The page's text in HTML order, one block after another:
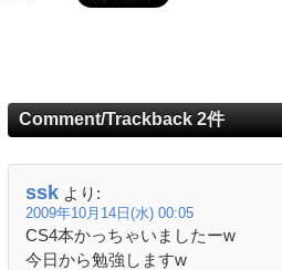
Comment/Trackback 2件
ssk より:
2009年10月14日(水) 00:05
CS4本かっちゃいましたーw
今日から勉強しますw